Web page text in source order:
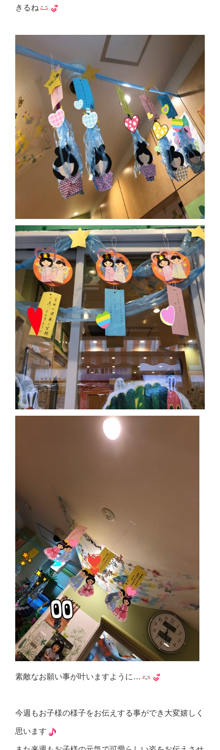
きるね
素敵なお願い事が叶いますように…
今週もお子様の様子をお伝えする事ができ大変嬉しく
思います